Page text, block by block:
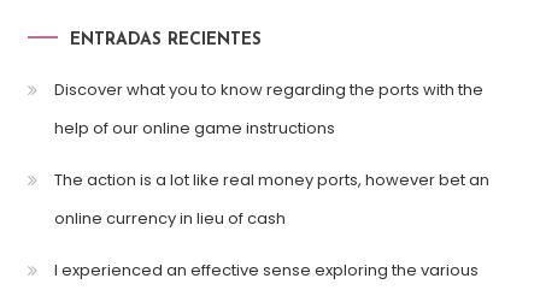
ENTRADAS RECIENTES
Discover what you to know regarding the ports with the
help of our online game instructions
The action is a lot like real money ports, however bet an
online currency in lieu of cash
I experienced an effective sense exploring the various